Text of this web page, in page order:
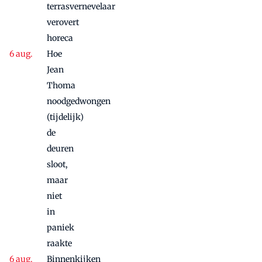
maandje
terrasvernevelaar
verovert
horeca
Hoe
Jean
Thoma
noodgedwongen
(tijdelijk)
de
deuren
sloot,
maar
niet
in
paniek
raakte
Binnenkijken